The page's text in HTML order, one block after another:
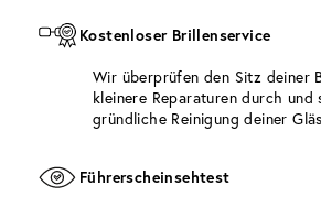
Kostenloser Brillenservice
Wir überprüfen den Sitz deiner
kleinere Reparaturen durch und
gründliche Reinigung deiner
Führerscheinsehtest